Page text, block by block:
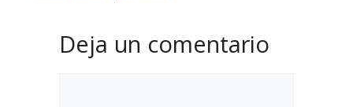
Deja un comentario